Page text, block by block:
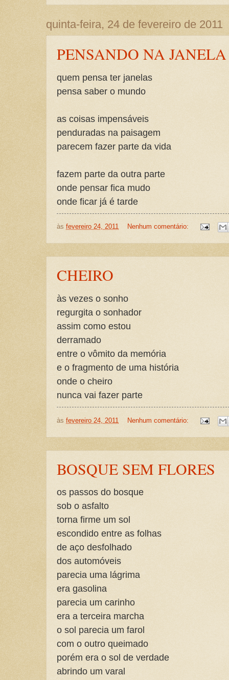
quinta-feira, 24 de fevereiro de 2011
PENSANDO NA JANELA
quem pensa ter janelas
pensa saber o mundo
as coisas impensáveis
penduradas na paisagem
parecem fazer parte da vida
fazem parte da outra parte
onde pensar fica mudo
onde ficar já é tarde
às fevereiro 24, 2011 Nenhum comentário:
CHEIRO
às vezes o sonho
regurgita o sonhador
assim como estou
derramado
entre o vômito da memória
e o fragmento de uma história
onde o cheiro
nunca vai fazer parte
às fevereiro 24, 2011 Nenhum comentário:
BOSQUE SEM FLORES
os passos do bosque
sob o asfalto
torna firme um sol
escondido entre as folhas
de aço desfolhado
dos automóveis
parecia uma lágrima
era gasolina
parecia um carinho
era a terceira marcha
o sol parecia um farol
com o outro queimado
porém era o sol de verdade
abrindo um varal